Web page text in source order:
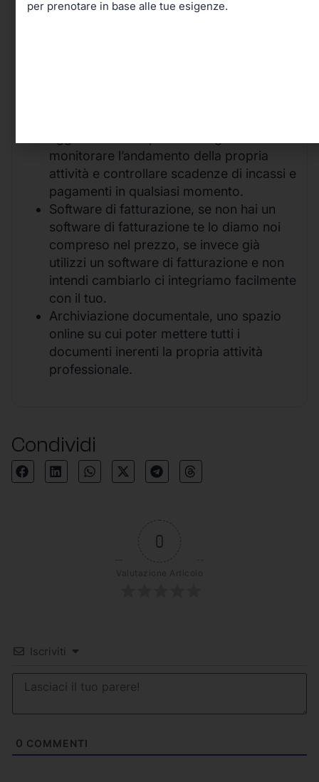
monitorare l’andamento della propria
attività e controllare scadenze di incassi e
pagamenti in qualsiasi momento.
Software di fatturazione, se non hai un
software di fatturazione te lo diamo noi
compreso nel prezzo, se invece già
utilizzi un software di fatturazione e non
intendi cambiarlo ci integriamo facilmente
con il tuo.
Archiviazione documentale, uno spazio
online su cui poter mettere tutti i
documenti inerenti la propria attività
professionale.
Condividi
0
Valutazione Articolo
Iscriviti
0 COMMENTI
per prenotare in base alle tue esigenze.